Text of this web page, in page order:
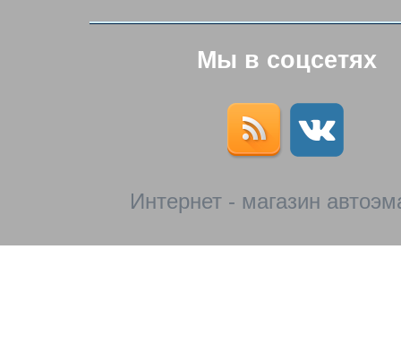
Мы в соцсетях
Интернет - магазин